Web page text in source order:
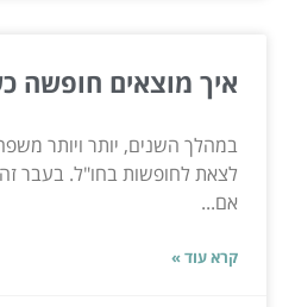
איך מוצאים חופשה
במהלך השנים, יותר ויותר
לצאת לחופשות בחו"ל. בעבר
אם...
קרא עוד »